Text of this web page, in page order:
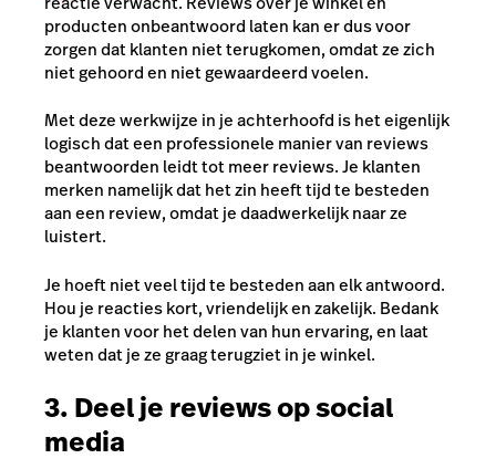
producten onbeantwoord laten kan er dus voor
zorgen dat klanten niet terugkomen, omdat ze zich
niet gehoord en niet gewaardeerd voelen.
Met deze werkwijze in je achterhoofd is het eigenlijk
logisch dat een professionele manier van reviews
beantwoorden leidt tot meer reviews. Je klanten
merken namelijk dat het zin heeft tijd te besteden
aan een review, omdat je daadwerkelijk naar ze
luistert.
Je hoeft niet veel tijd te besteden aan elk antwoord.
Hou je reacties kort, vriendelijk en zakelijk. Bedank
je klanten voor het delen van hun ervaring, en laat
weten dat je ze graag terugziet in je winkel.
3. Deel je reviews op social
media